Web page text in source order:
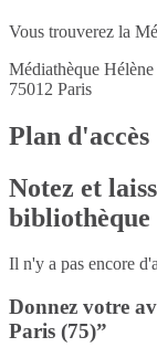
Vous trouverez la
Médiathèque
75012 Paris
Plan d'accès
Notez et
bibliothèque
Il n'y a pas encore
Donnez votre
Paris (75)”